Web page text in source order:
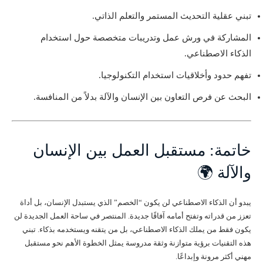
تبني عقلية التحديث المستمر والتعلم الذاتي.
المشاركة في ورش عمل وتدريبات متخصصة حول استخدام
الذكاء الاصطناعي.
تفهم حدود وأخلاقيات استخدام التكنولوجيا.
البحث عن فرص التعاون بين الإنسان والآلة بدلاً من المنافسة.
خاتمة: مستقبل العمل بين الإنسان
والآلة 🌍
يبدو أن الذكاء الاصطناعي لن يكون “الخصم” الذي يستبدل الإنسان، بل أداة
تعزز من قدراته وتفتح أمامه آفاقًا جديدة. المنتصر في ساحة العمل الجديدة لن
يكون فقط من يملك الذكاء الاصطناعي، بل من يتقنه ويستخدمه بذكاء. تبني
هذه التقنيات برؤية متوازنة وثقة مدروسة يمثل الخطوة الأهم نحو مستقبل
مهني أكثر مرونة وإبداعًا.